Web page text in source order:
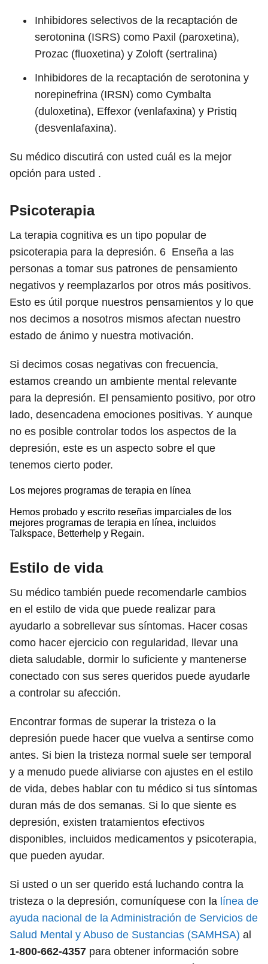
Inhibidores selectivos de la recaptación de
serotonina (ISRS) como Paxil (paroxetina),
Prozac (fluoxetina) y Zoloft (sertralina)
Inhibidores de la recaptación de serotonina y
norepinefrina (IRSN) como Cymbalta
(duloxetina), Effexor (venlafaxina) y Pristiq
(desvenlafaxina).
Su médico discutirá con usted cuál es la mejor
opción para usted .
Psicoterapia
La terapia cognitiva es un tipo popular de
psicoterapia para la depresión. 6 Enseña a las
personas a tomar sus patrones de pensamiento
negativos y reemplazarlos por otros más positivos.
Esto es útil porque nuestros pensamientos y lo que
nos decimos a nosotros mismos afectan nuestro
estado de ánimo y nuestra motivación.
Si decimos cosas negativas con frecuencia,
estamos creando un ambiente mental relevante
para la depresión. El pensamiento positivo, por otro
lado, desencadena emociones positivas. Y aunque
no es posible controlar todos los aspectos de la
depresión, este es un aspecto sobre el que
tenemos cierto poder.
Los mejores programas de terapia en línea
Hemos probado y escrito reseñas imparciales de los
mejores programas de terapia en línea, incluidos
Talkspace, Betterhelp y Regain.
Estilo de vida
Su médico también puede recomendarle cambios
en el estilo de vida que puede realizar para
ayudarlo a sobrellevar sus síntomas. Hacer cosas
como hacer ejercicio con regularidad, llevar una
dieta saludable, dormir lo suficiente y mantenerse
conectado con sus seres queridos puede ayudarle
a controlar su afección.
Encontrar formas de superar la tristeza o la
depresión puede hacer que vuelva a sentirse como
antes. Si bien la tristeza normal suele ser temporal
y a menudo puede aliviarse con ajustes en el estilo
de vida, debes hablar con tu médico si tus síntomas
duran más de dos semanas. Si lo que siente es
depresión, existen tratamientos efectivos
disponibles, incluidos medicamentos y psicoterapia,
que pueden ayudar.
Si usted o un ser querido está luchando contra la
tristeza o la depresión, comuníquese con la línea de
ayuda nacional de la Administración de Servicios de
Salud Mental y Abuso de Sustancias (SAMHSA) al
1-800-662-4357 para obtener información sobre